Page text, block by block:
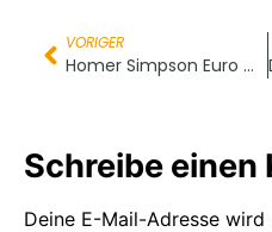
VORIGER
Homer Simpson Euro Münze
Schreibe einen
Deine E-Mail-Adresse